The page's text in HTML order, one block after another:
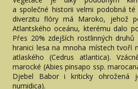
a společné historii velmi podobná té
diverzitu flóry má Maroko, jehož
Atlantského oceánu, kterému dalo
Přes 20% zdejších rostlinných
hranici lesa na mnoha místech tvoří
atlaského (Cedrus atlantica).
marocké (Abies pinsapo ssp.
Djebel Babor i kriticky ohrožená
numidica).